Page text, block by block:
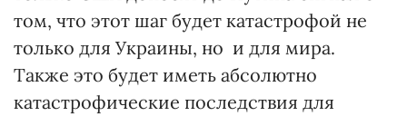
том, что этот шаг будет катастрофой не
только для Украины, но и для мира.
Также это будет иметь абсолютно
катастрофические последствия для